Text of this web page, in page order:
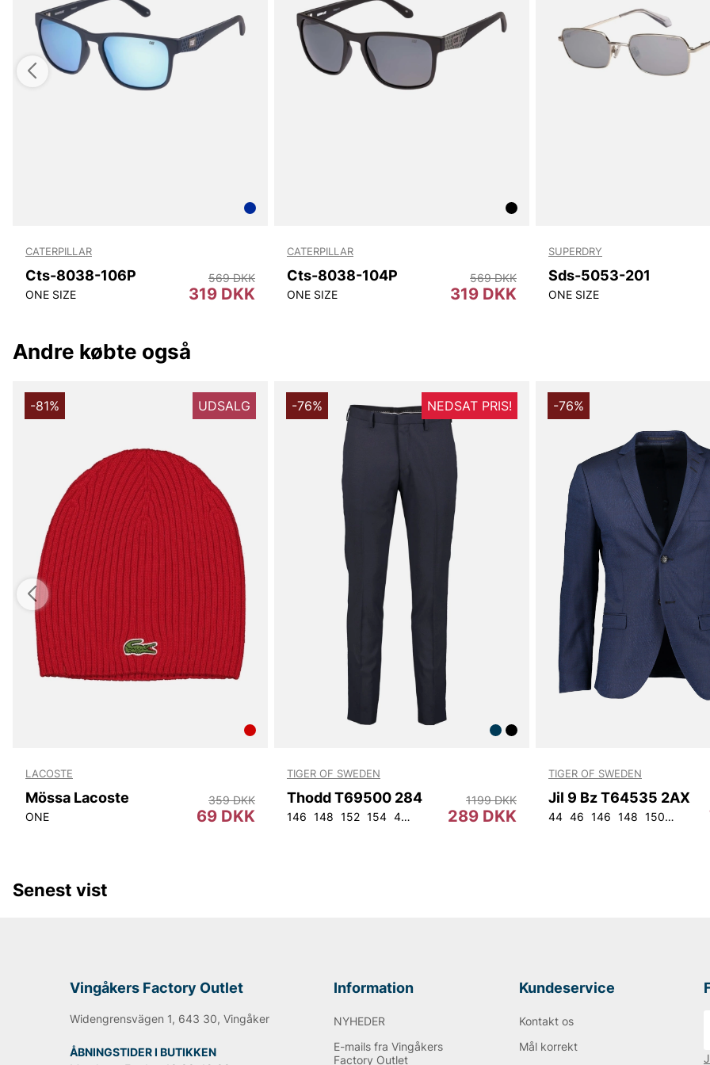
CATERPILLAR
Cts-8038-106P
ONE SIZE 319 DKK
569 DKK
CATERPILLAR
Cts-8038-104P
ONE SIZE 319 DKK
569 DKK
SUPERDRY
Sds-5053-201
ONE SIZE
Andre købte også
-81% UDSALG
LACOSTE
Mössa Lacoste
ONE 69 DKK
359 DKK
-76% NEDSAT PRIS!
TIGER OF SWEDEN
Thodd T69500 284
146 148 152 154 44 48 50 52 54 92 104
289 DKK
1199 DKK
-76%
TIGER OF SWEDEN
Jil 9 Bz T64535 2AX
44 46 146 148 150 152
Senest vist
Vingåkers Factory Outlet
Widengrensvägen 1, 643 30, Vingåker
ÅBNINGSTIDER I BUTIKKEN
Information
NYHEDER
E-mails fra Vingåkers
Factory Outlet
Kundeservice
Kontakt os
Mål korrekt